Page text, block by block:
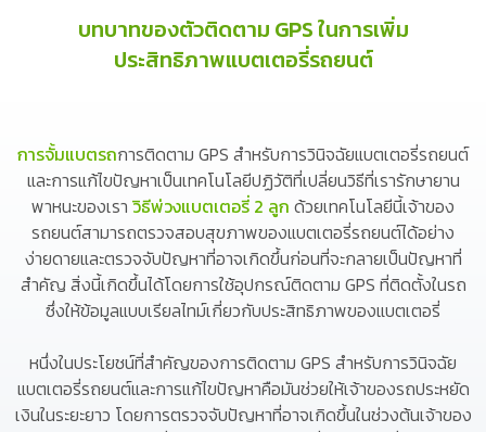
บทบาทของตัวติดตาม GPS ในการเพิ่ม
ประสิทธิภาพแบตเตอรี่รถยนต์
การจั้มแบตรถการติดตาม GPS สำหรับการวินิจฉัยแบตเตอรี่รถยนต์
และการแก้ไขปัญหาเป็นเทคโนโลยีปฏิวัติที่เปลี่ยนวิธีที่เรารักษายาน
พาหนะของเรา วิธีพ่วงแบตเตอรี่ 2 ลูก ด้วยเทคโนโลยีนี้เจ้าของ
รถยนต์สามารถตรวจสอบสุขภาพของแบตเตอรี่รถยนต์ได้อย่าง
ง่ายดายและตรวจจับปัญหาที่อาจเกิดขึ้นก่อนที่จะกลายเป็นปัญหาที่
สำคัญ สิ่งนี้เกิดขึ้นได้โดยการใช้อุปกรณ์ติดตาม GPS ที่ติดตั้งในรถ
ซึ่งให้ข้อมูลแบบเรียลไทม์เกี่ยวกับประสิทธิภาพของแบตเตอรี่
หนึ่งในประโยชน์ที่สำคัญของการติดตาม GPS สำหรับการวินิจฉัย
แบตเตอรี่รถยนต์และการแก้ไขปัญหาคือมันช่วยให้เจ้าของรถประหยัด
เงินในระยะยาว โดยการตรวจจับปัญหาที่อาจเกิดขึ้นในช่วงต้นเจ้าของ